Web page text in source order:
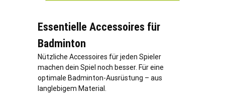
Essentielle Accessoires für
Badminton
Nützliche Accessoires für jeden Spieler
machen dein Spiel noch besser. Für eine
optimale Badminton-Ausrüstung – aus
langlebigem Material.